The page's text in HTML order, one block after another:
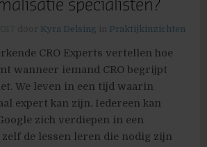
specialisten?
Kyra Delsing Praktijkinzichten
CRO Experts vertellen hoe
wanneer iemand CRO begrijpt
We leven in een tijd waarin
expert kan zijn. Iedereen kan
zich verdiepen in een
de lessen leren die nodig zijn